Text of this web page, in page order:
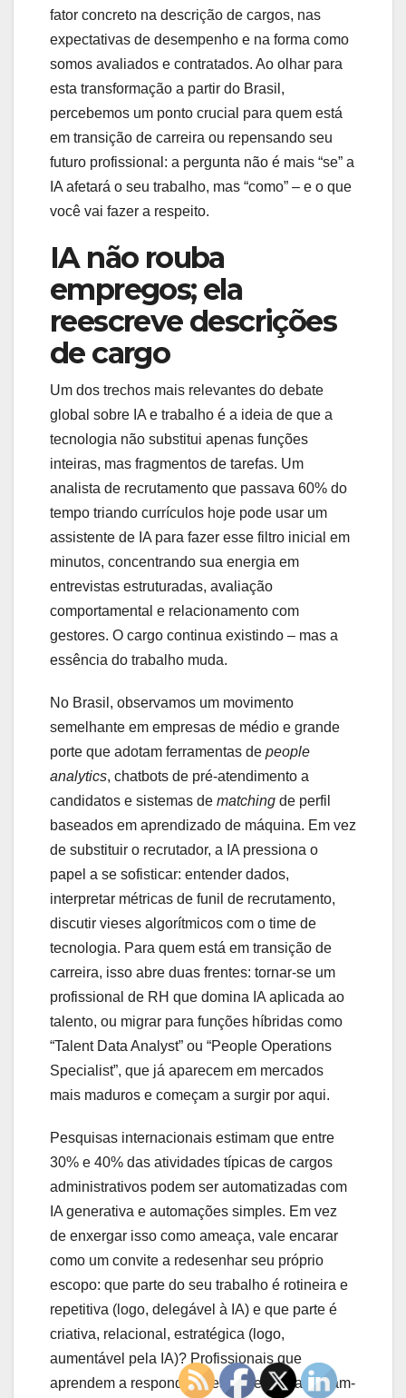
fator concreto na descrição de cargos, nas
expectativas de desempenho e na forma como
somos avaliados e contratados. Ao olhar para
esta transformação a partir do Brasil,
percebemos um ponto crucial para quem está
em transição de carreira ou repensando seu
futuro profissional: a pergunta não é mais “se” a
IA afetará o seu trabalho, mas “como” – e o que
você vai fazer a respeito.
IA não rouba
empregos; ela
reescreve descrições
de cargo
Um dos trechos mais relevantes do debate
global sobre IA e trabalho é a ideia de que a
tecnologia não substitui apenas funções
inteiras, mas fragmentos de tarefas. Um
analista de recrutamento que passava 60% do
tempo triando currículos hoje pode usar um
assistente de IA para fazer esse filtro inicial em
minutos, concentrando sua energia em
entrevistas estruturadas, avaliação
comportamental e relacionamento com
gestores. O cargo continua existindo – mas a
essência do trabalho muda.
No Brasil, observamos um movimento
semelhante em empresas de médio e grande
porte que adotam ferramentas de people
analytics, chatbots de pré-atendimento a
candidatos e sistemas de matching de perfil
baseados em aprendizado de máquina. Em vez
de substituir o recrutador, a IA pressiona o
papel a se sofisticar: entender dados,
interpretar métricas de funil de recrutamento,
discutir vieses algorítmicos com o time de
tecnologia. Para quem está em transição de
carreira, isso abre duas frentes: tornar-se um
profissional de RH que domina IA aplicada ao
talento, ou migrar para funções híbridas como
“Talent Data Analyst” ou “People Operations
Specialist”, que já aparecem em mercados
mais maduros e começam a surgir por aqui.
Pesquisas internacionais estimam que entre
30% e 40% das atividades típicas de cargos
administrativos podem ser automatizadas com
IA generativa e automações simples. Em vez
de enxergar isso como ameaça, vale encarar
como um convite a redesenhar seu próprio
escopo: que parte do seu trabalho é rotineira e
repetitiva (logo, delegável à IA) e que parte é
criativa, relacional, estratégica (logo,
aumentável pela IA)? Profissionais que
aprendem a responder a essa pergunta tornam-